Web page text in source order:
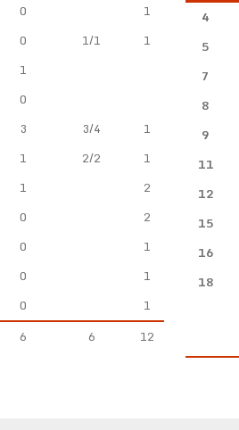
0
1
0 1/1
1
1
0
3 3/4
1
1 2/2
1
1
2
0
2
0
1
0
1
0
1
6 6 12
4
5
7
8
9
11
12
15
16
18